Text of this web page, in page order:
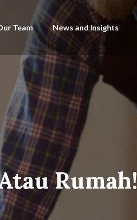
Team News and Insights
Rumah!